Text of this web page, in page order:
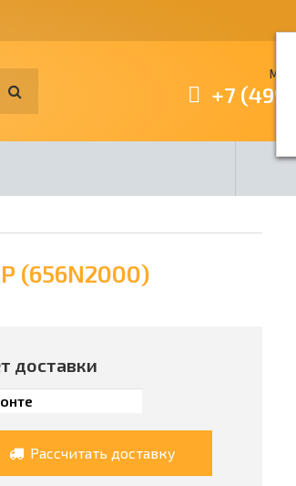
+7
(656N2000)
доставки
Рассчитать доставку